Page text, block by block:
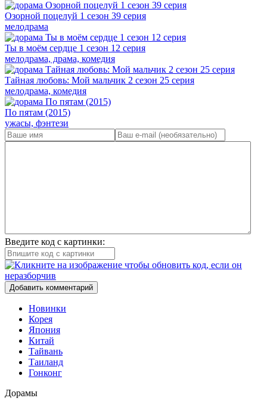
Озорной поцелуй 1 сезон 39 серия
мелодрама
Ты в моём сердце 1 сезон 12 серия
мелодрама, драма, комедия
Тайная любовь: Мой мальчик 2 сезон 25 серия
мелодрама, комедия
По пятам (2015)
ужасы, фэнтези
Введите код с картинки:
Добавить комментарий
Новинки
Корея
Япония
Китай
Тайвань
Таиланд
Гонконг
Дорамы